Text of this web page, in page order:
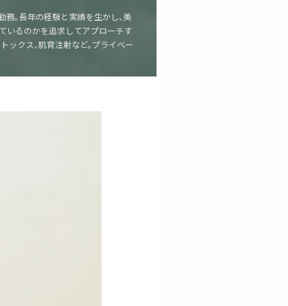
。長年の経験と実績を生かし、美
いるのかを追求してアプローチす
ックス、肌育注射など。プライベー